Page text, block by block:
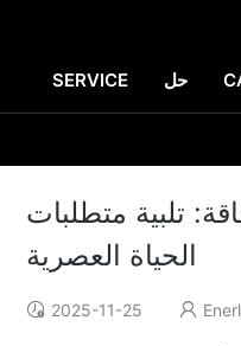
SERVICE حل
تلبية متطلبات
الحياة العصرية
2025-11-25